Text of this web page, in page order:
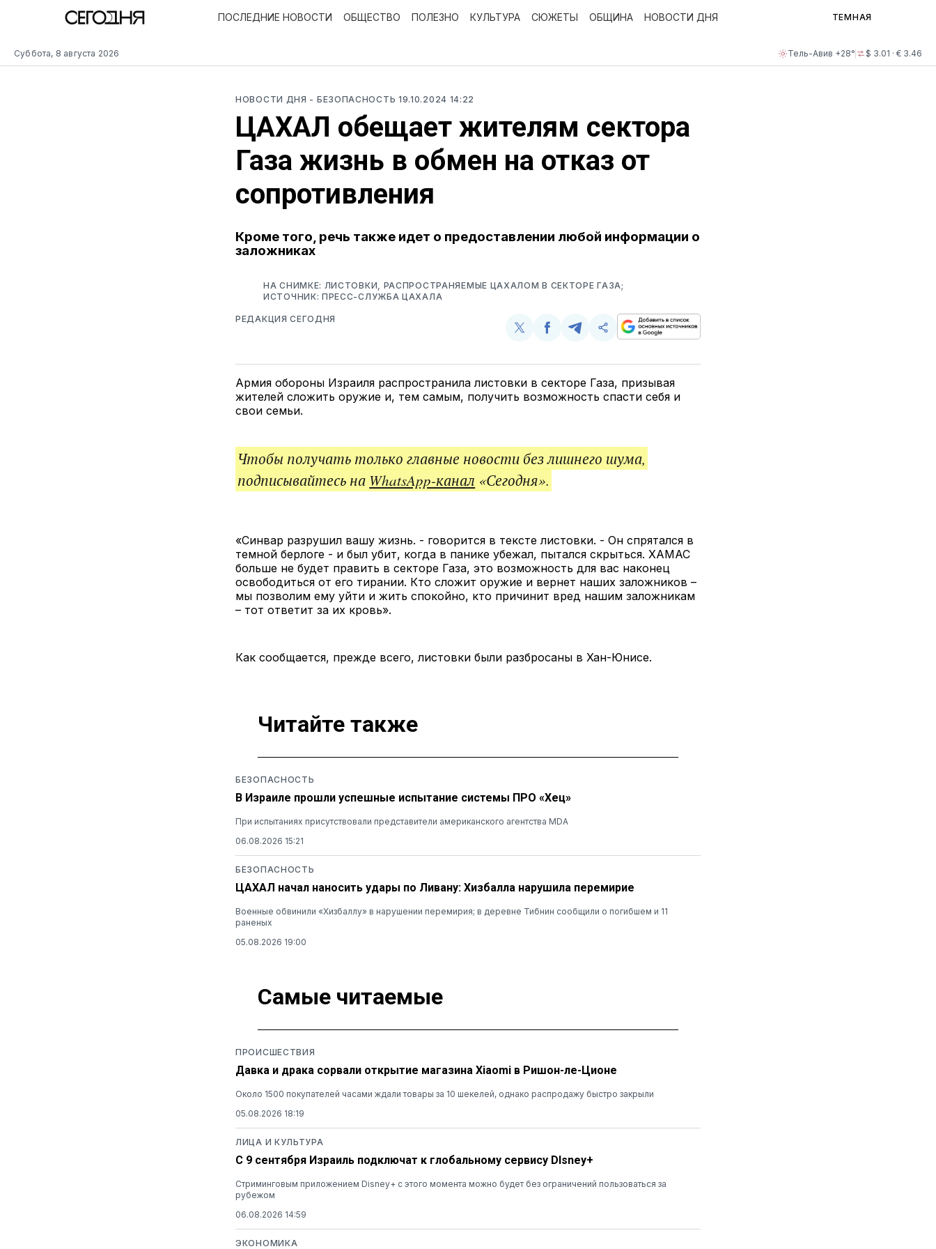
Суббота, 8 августа 2026 Тель-Авив +28° $ 3.01 · € 3.46
ПОСЛЕДНИЕ НОВОСТИ ОБЩЕСТВО ПОЛЕЗНО КУЛЬТУРА СЮЖЕТЫ ОБЩИНА НОВОСТИ ДНЯ ТЕМНАЯ
НОВОСТИ ДНЯ - БЕЗОПАСНОСТЬ 19.10.2024 14:22
ЦАХАЛ обещает жителям сектора
Газа жизнь в обмен на отказ от
сопротивления
Кроме того, речь также идет о предоставлении любой информации о
заложниках
НА СНИМКЕ: ЛИСТОВКИ, РАСПРОСТРАНЯЕМЫЕ ЦАХАЛОМ В СЕКТОРЕ ГАЗА;
ИСТОЧНИК: ПРЕСС-СЛУЖБА ЦАХАЛА
РЕДАКЦИЯ СЕГОДНЯ
Поделиться
Twitter
Поделиться
Facebook
Поделиться
Telegram
Скопируйте
поделитесь
Армия обороны Израиля распространила листовки в секторе Газа, призывая
жителей сложить оружие и, тем самым, получить возможность спасти себя и
свои семьи.
Чтобы получать только главные новости без лишнего шума,
подписывайтесь на WhatsApp-канал «Сегодня».
«Синвар разрушил вашу жизнь. - говорится в тексте листовки. - Он спрятался в
темной берлоге - и был убит, когда в панике убежал, пытался скрыться. ХАМАС
больше не будет править в секторе Газа, это возможность для вас наконец
освободиться от его тирании. Кто сложит оружие и вернет наших заложников –
мы позволим ему уйти и жить спокойно, кто причинит вред нашим заложникам
– тот ответит за их кровь».
Как сообщается, прежде всего, листовки были разбросаны в Хан-Юнисе.
Читайте также
БЕЗОПАСНОСТЬ
В Израиле прошли успешные испытание системы ПРО «Хец»
При испытаниях присутствовали представители американского агентства MDA
06.08.2026 15:21
БЕЗОПАСНОСТЬ
ЦАХАЛ начал наносить удары по Ливану: Хизбалла нарушила перемирие
Военные обвинили «Хизбаллу» в нарушении перемирия; в деревне Тибнин сообщили о погибшем и 11
раненых
05.08.2026 19:00
Самые читаемые
ПРОИСШЕСТВИЯ
Давка и драка сорвали открытие магазина Xiaomi в Ришон-ле-Ционе
Около 1500 покупателей часами ждали товары за 10 шекелей, однако распродажу быстро закрыли
05.08.2026 18:19
ЛИЦА И КУЛЬТУРА
С 9 сентября Израиль подключат к глобальному сервису DIsney+
Стриминговым приложением Disney+ с этого момента можно будет без ограничений пользоваться за
рубежом
06.08.2026 14:59
ЭКОНОМИКА